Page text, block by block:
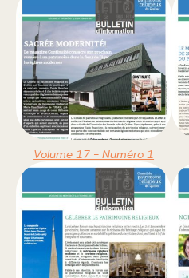
Réalisations
Rapports annuels
Bulletins
Types de travaux
Volume 17 - Numéro 1